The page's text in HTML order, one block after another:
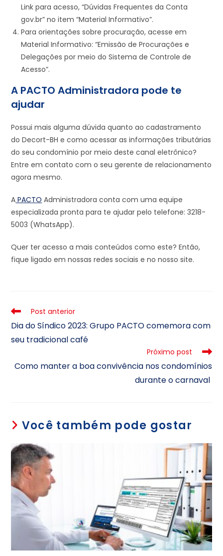
Link para acesso, “Dúvidas Frequentes da Conta
gov.br” no item “Material Informativo”.
Para orientações sobre procuração, acesse em
Material Informativo: “Emissão de Procurações e
Delegações por meio do Sistema de Controle de
Acesso”.
A PACTO Administradora pode te
ajudar
Possui mais alguma dúvida quanto ao cadastramento
do Decort-BH e como acessar as informações tributárias
do seu condomínio por meio deste canal eletrônico?
Entre em contato com o seu gerente de relacionamento
agora mesmo.
A PACTO Administradora conta com uma equipe
especializada pronta para te ajudar pelo telefone: 3218-
5003 (WhatsApp).
Quer ter acesso a mais conteúdos como este? Então,
fique ligado em nossas redes sociais e no nosso site.
Post anterior
Dia do Síndico 2023: Grupo PACTO comemora com
seu tradicional café
Próximo post
Como manter a boa convivência nos condomínios
durante o carnaval
Você também pode gostar